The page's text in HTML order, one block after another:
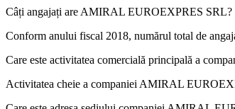
Câți angajați are AMIRAL EUROEXPRES SRL?
Conform anului fiscal 2018, numărul total de
Care este activitatea comercială principală a
Activitatea cheie a companiei AMIRAL